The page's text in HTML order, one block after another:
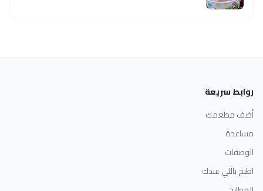
روابط سريعة
أضف مطعمك
مساعدة
الوصفات
اطبخ باللي عندك